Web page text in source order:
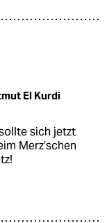
El Kurdi
sich jetzt
Merz’schen